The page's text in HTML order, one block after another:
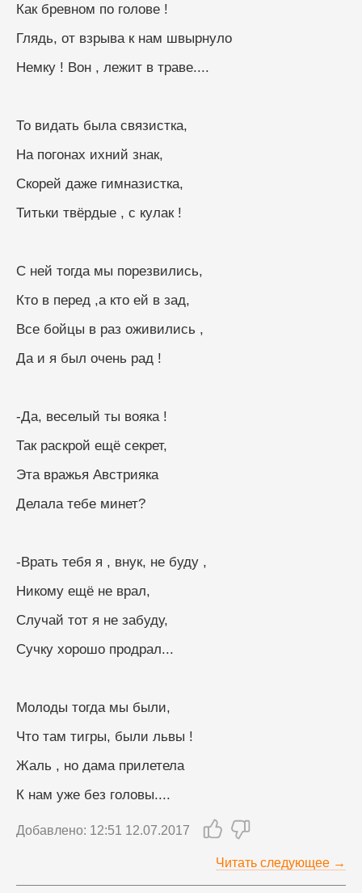
Как бревном по голове !
Глядь, от взрыва к нам швырнуло
Немку ! Вон , лежит в траве....
То видать была связистка,
На погонах ихний знак,
Скорей даже гимназистка,
Титьки твёрдые , с кулак !
С ней тогда мы порезвились,
Кто в перед ,а кто ей в зад,
Все бойцы в раз оживились ,
Да и я был очень рад !
-Да, веселый ты вояка !
Так раскрой ещё секрет,
Эта вражья Австрияка
Делала тебе минет?
-Врать тебя я , внук, не буду ,
Никому ещё не врал,
Случай тот я не забуду,
Сучку хорошо продрал...
Молоды тогда мы были,
Что там тигры, были львы !
Жаль , но дама прилетела
К нам уже без головы....
Добавлено: 12:51 12.07.2017
Читать следующее →